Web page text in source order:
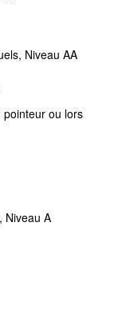
Niveau AA
pointeur ou lors
Niveau A